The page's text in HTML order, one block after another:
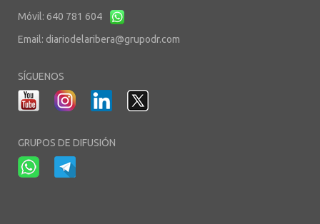
Móvil: 640 781 604
Email: diariodelaribera@grupodr.com
SÍGUENOS
GRUPOS DE DIFUSIÓN